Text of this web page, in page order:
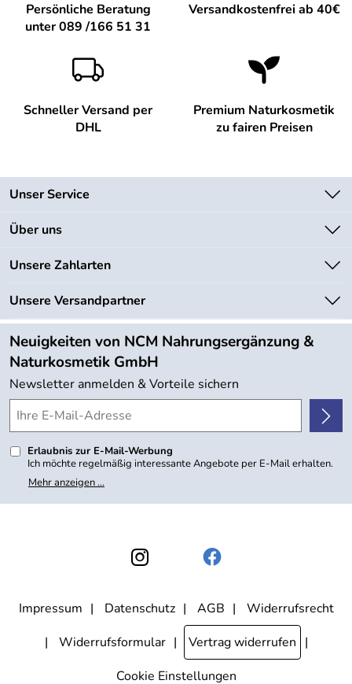
Persönliche Beratung
unter 089 /166 51 31
Versandkostenfrei ab 40€
Schneller Versand per
DHL
Premium Naturkosmetik
zu fairen Preisen
Unser Service
Kontakt
Lieferbedingungen
Kundenlogin
Über uns
Unsere Bestseller
Neu
Angebote
Kundenbewertungen (754)
4,9/5*****
Unsere Zahlarten
Unsere Versandpartner
Neuigkeiten von NCM Nahrungsergänzung &
Naturkosmetik GmbH
Newsletter anmelden & Vorteile sichern
Erlaubnis zur E-Mail-Werbung
Ich möchte regelmäßig interessante Angebote per E-Mail erhalten.
Meine E-Mail-Adresse wird nicht an andere Unternehmen
weitergegeben. Zu statistischen Zwecken wird in anonymer Form
den Link "Abmelden" am Ende des Newsletters anklicke oder die
Option Newsletter im Mitgliederbereich deaktiviere. Die
habe ich zur Kenntnis genommen.
Mehr anzeigen ...
Impressum Datenschutz AGB
Widerrufsrecht
Widerrufsformular
Vertrag widerrufen
Cookie Einstellungen